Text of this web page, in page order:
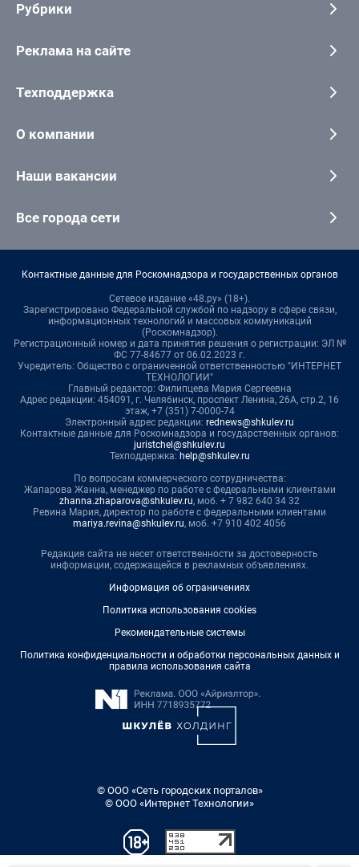
Рубрики
Реклама на сайте
Техподдержка
О компании
Наши вакансии
Все города сети
Контактные данные для Роскомнадзора и государственных органов
Сетевое издание «48.ру» (18+).
Зарегистрировано Федеральной службой по надзору в сфере связи,
информационных технологий и массовых коммуникаций
(Роскомнадзор).
Регистрационный номер и дата принятия решения о регистрации: ЭЛ №
ФС 77-84677 от 06.02.2023 г.
Учредитель: Общество с ограниченной ответственностью "ИНТЕРНЕТ
ТЕХНОЛОГИИ"
Главный редактор: Филипцева Мария Сергеевна
Адрес редакции: 454091, г. Челябинск, проспект Ленина, 26А, стр.2, 16
этаж, +7 (351) 7-0000-74
Электронный адрес редакции: rednews@shkulev.ru
Контактные данные для Роскомнадзора и государственных органов:
juristchel@shkulev.ru
Техподдержка: help@shkulev.ru
По вопросам коммерческого сотрудничества:
Жапарова Жанна, менеджер по работе с федеральными клиентами
zhanna.zhaparova@shkulev.ru, моб. + 7 982 640 34 32
Ревина Мария, директор по работе с федеральными клиентами
mariya.revina@shkulev.ru, моб. +7 910 402 4056
Редакция сайта не несет ответственности за достоверность
информации, содержащейся в рекламных объявлениях.
Информация об ограничениях
Политика использования cookies
Рекомендательные системы
Политика конфиденциальности и обработки персональных данных и
правила использования сайта
© ООО «Сеть городских порталов»
© ООО «Интернет Технологии»